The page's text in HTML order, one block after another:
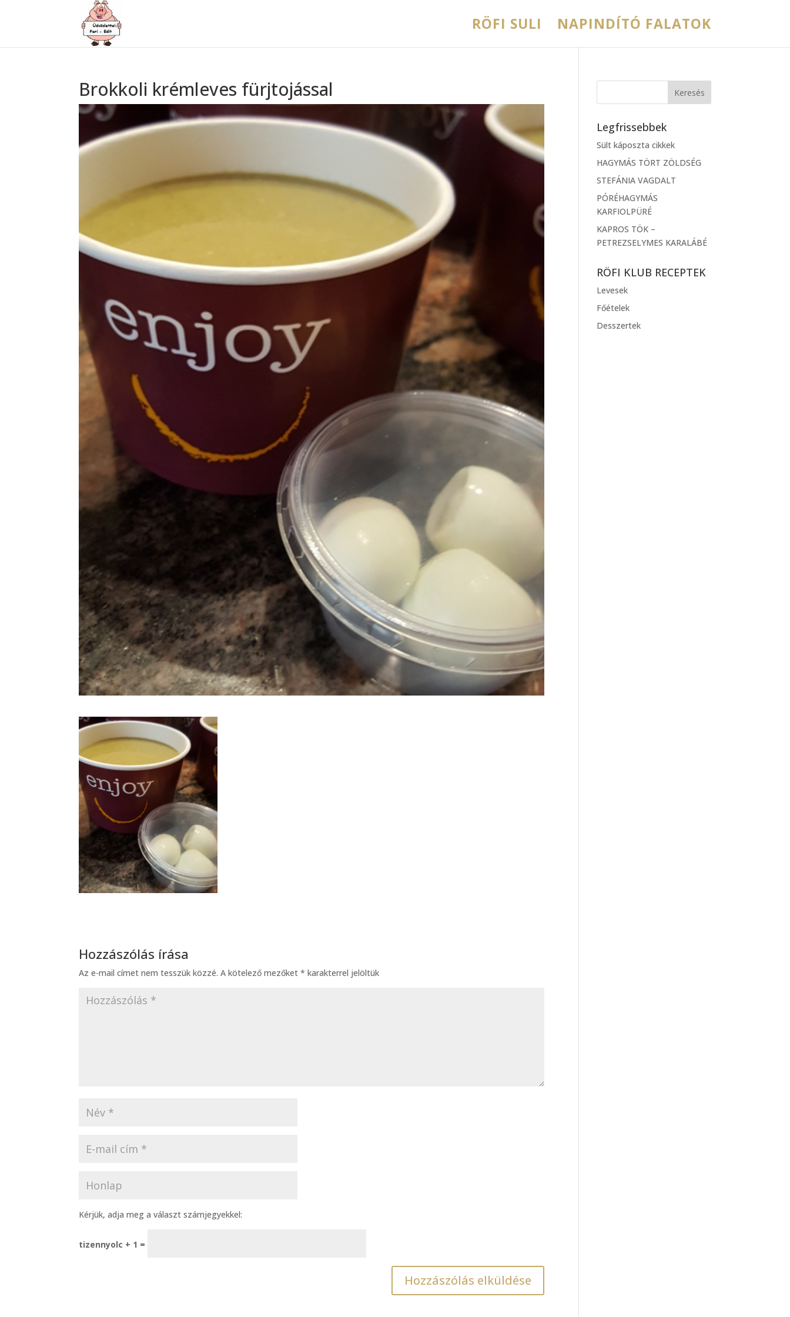
RÖFI SULI NAPINDÍTÓ FALATOK
Brokkoli krémleves fürjtojással
Hozzászólás írása
Az e-mail címet nem tesszük közzé. A kötelező mezőket* karakterrel jelöltük
Kérjük, adja meg a választ számjegyekkel:
tizennyolc + 1 =
Legfrissebbek
Sült káposzta cikkek
HAGYMÁS TÖRT ZÖLDSÉG
STEFÁNIA VAGDALT
PÓRÉHAGYMÁS
KARFIOLPÜRÉ
KAPROS TÖK –
PETREZSELYMES KARALÁBÉ
RÖFI KLUB RECEPTEK
Levesek
Főételek
Desszertek